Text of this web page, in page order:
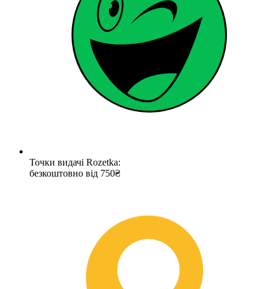
Точки видачі Rozetka:
безкоштовно від 750₴